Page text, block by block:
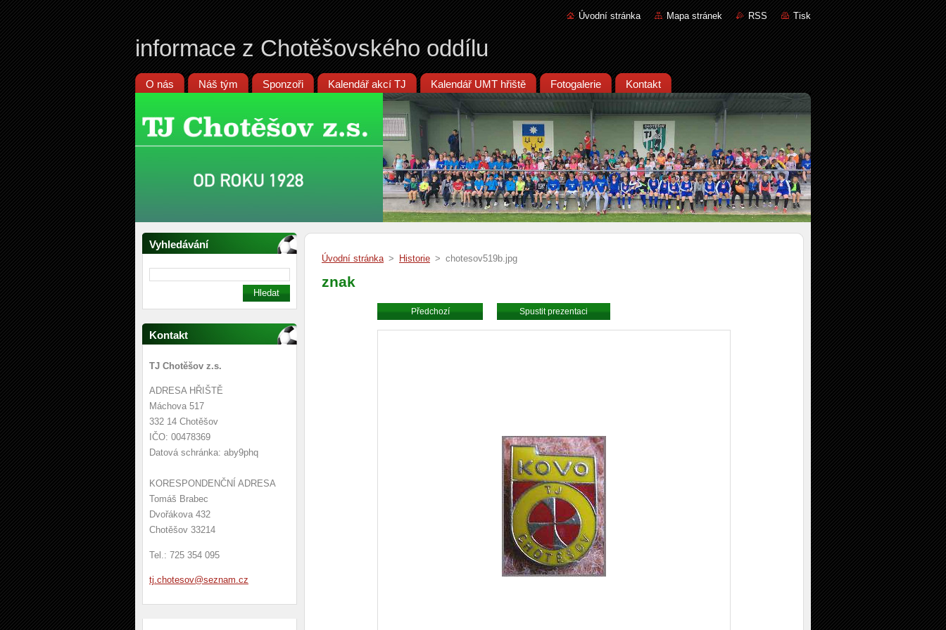
Úvodní stránka Mapa stránek RSS Tisk
informace z Chotěšovského oddílu
O nás Náš tým Sponzoři Kalendář akcí TJ Kalendář UMT hřiště Fotogalerie Kontakt
Vyhledávání
Kontakt
TJ Chotěšov z.s.
ADRESA HŘIŠTĚ
Máchova 517
332 14 Chotěšov
IČO: 00478369
Datová schránka: aby9phq
KORESPONDENČNÍ ADRESA
Tomáš Brabec
Dvořákova 432
Chotěšov 33214
Tel.: 725 354 095
tj.chotesov@seznam.cz
Úvodní stránka > Historie > chotesov519b.jpg
znak
Předchozí Spustit prezentaci